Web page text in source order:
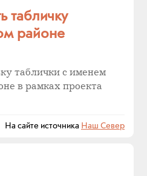
табличку
районе
таблички с именем
в рамках проекта
На сайте источника Наш Север